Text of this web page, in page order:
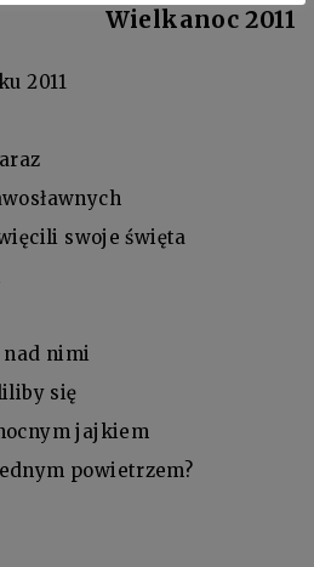
Wielkanoc 2011
2011
swoje święta
nad nimi
się
jajkiem
powietrzem?